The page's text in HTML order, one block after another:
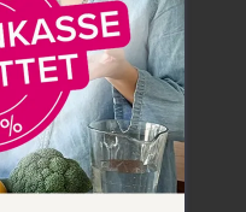
ein extra
komplett
wo man
mit
vorhanden.